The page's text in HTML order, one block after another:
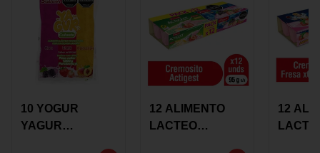
10 YOGUR
YAGUR
12 ALIMENTO
LACTEO
12